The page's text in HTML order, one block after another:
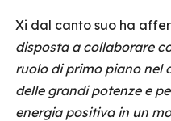
Xi dal canto suo ha
disposta a collaborare
ruolo di primo piano nel
delle grandi potenze e
energia positiva in un